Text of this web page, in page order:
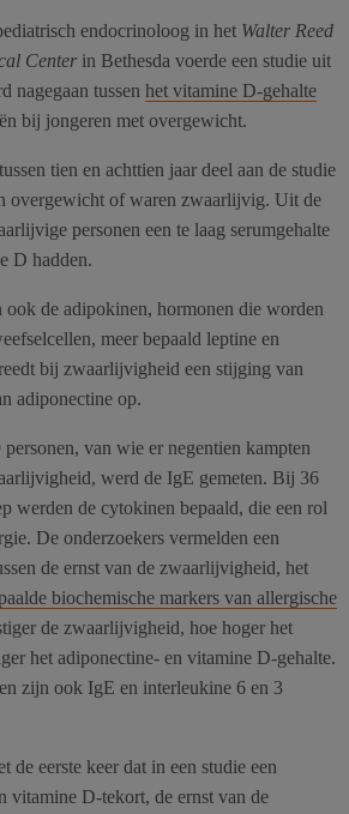
endocrinoloog in het Walter Reed
Center in Bethesda voerde een studie uit
nagegaan tussen het vitamine D-gehalte
bij jongeren met overgewicht.
tien en achttien jaar deel aan de studie
overgewicht of waren zwaarlijvig. Uit de
personen een te laag serumgehalte
D hadden.
ook de adipokinen, hormonen die worden
meer bepaald leptine en
bij zwaarlijvigheid een stijging van
adiponectine op.
van wie er negentien kampten
werd de IgE gemeten. Bij 36
werden de cytokinen bepaald, die een rol
De onderzoekers vermelden een
de ernst van de zwaarlijvigheid, het
biochemische markers van allergische
de zwaarlijvigheid, hoe hoger het
het adiponectine- en vitamine D-gehalte.
zijn ook IgE en interleukine 6 en 3
de eerste keer dat in een studie een
vitamine D-tekort, de ernst van de